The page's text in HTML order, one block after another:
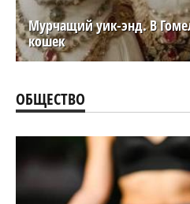
Мурчащий уик-энд. В
кошек
ОБЩЕСТВО